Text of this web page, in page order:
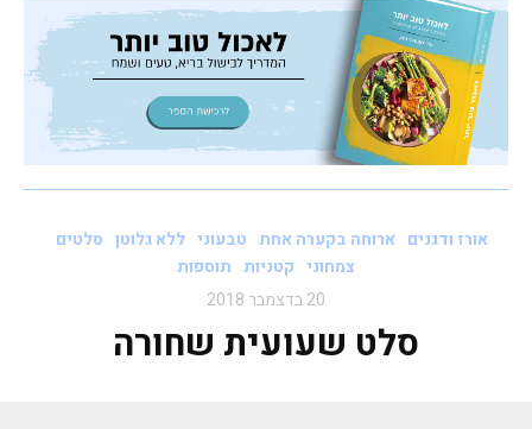
אורז ודגנים ארוחה בקערה אחת טבעוני ללא גלוטן סלטים
צמחוני קטניות תוספות
20 בדצמבר 2018
סלט שעועית שחורה